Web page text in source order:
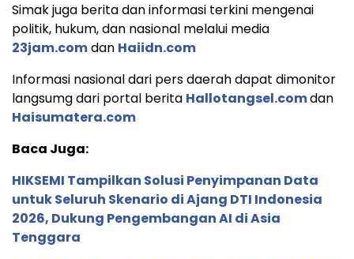
Simak juga berita dan informasi terkini mengenai
politik, hukum, dan nasional melalui media
23jam.comdan Haiidn.com
Informasi nasional dari pers daerah dapat dimonitor
langsumg dari portal berita Hallotangsel.comdan
Haisumatera.com
Baca Juga:
HIKSEMI Tampilkan Solusi Penyimpanan Data
untuk Seluruh Skenario di Ajang DTI Indonesia
2026, Dukung Pengembangan AI di Asia
Tenggara